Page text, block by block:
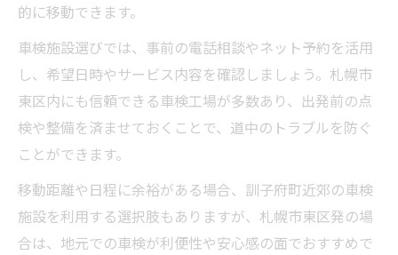
的に移動できます。
車検施設選びでは、事前の電話相談やネット予約を活用
し、希望日時やサービス内容を確認しましょう。札幌市
東区内にも信頼できる車検工場が多数あり、出発前の点
検や整備を済ませておくことで、道中のトラブルを防ぐ
ことができます。
移動距離や日程に余裕がある場合、訓子府町近郊の車検
施設を利用する選択肢もありますが、札幌市東区発の場
合は、地元での車検が利便性や安心感の面でおすすめで